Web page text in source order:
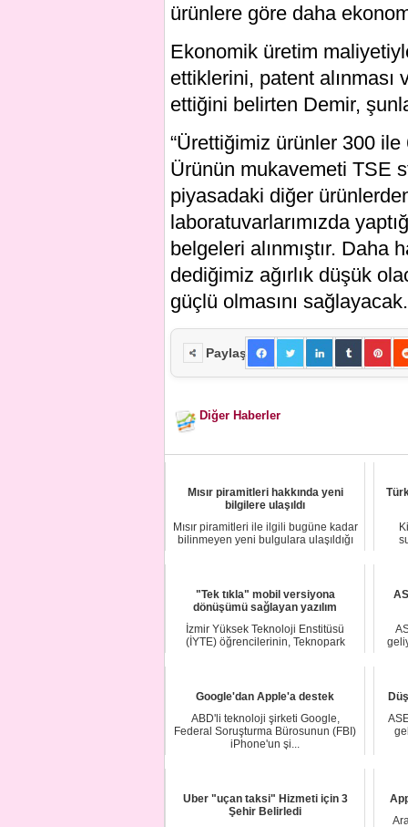
ürünlere göre daha
Ekonomik üretim
ettiklerini, patent alınması
ettiğini belirten Demir,
“Ürettiğimiz ürünler 300
Ürünün mukavemeti TSE
piyasadaki diğer
laboratuvarlarımızda
belgeleri alınmıştır. Daha
dediğimiz ağırlık düşük
güçlü olmasını
Paylaş
Diğer Haberler
Mısır piramitleri hakkında yeni
bilgilere ulaşıldı
Mısır piramitleri ile ilgili bugüne kadar
bilinmeyen yeni bulgulara ulaşıldığı
"Tek tıkla" mobil versiyona
dönüşümü sağlayan yazılım
İzmir Yüksek Teknoloji Enstitüsü
(İYTE) öğrencilerinin, Teknopark
Google'dan Apple'a destek
ABD'li teknoloji şirketi Google,
Federal Soruşturma Bürosunun (FBI)
iPhone'un şi...
Uber "uçan taksi" Hizmeti için 3
Şehir Belirledi